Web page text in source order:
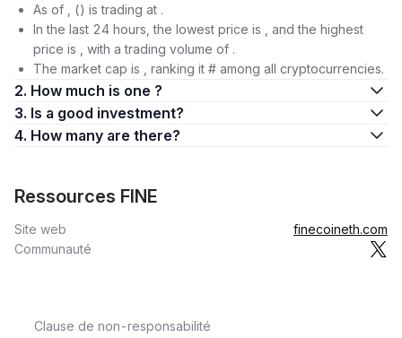
As of , () is trading at .
In the last 24 hours, the lowest price is , and the highest
price is , with a trading volume of .
The market cap is , ranking it # among all cryptocurrencies.
2. How much is one ?
3. Is a good investment?
4. How many are there?
Ressources FINE
Site web
finecoineth.com
Communauté
Clause de non-responsabilité